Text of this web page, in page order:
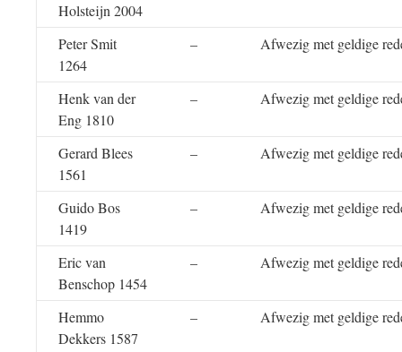
Holsteijn 2004
Peter Smit
1264
– Afwezig met geldige
Henk van der
Eng 1810
– Afwezig met geldige
Gerard Blees
1561
– Afwezig met geldige
Guido Bos
1419
– Afwezig met geldige
Eric van
Benschop 1454
– Afwezig met geldige
Hemmo
Dekkers 1587
– Afwezig met geldige